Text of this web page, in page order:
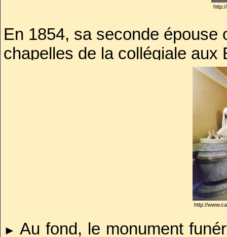
le pontife le fit prince de
En 1810, lorsque les
Rome, Lucien protesta
d’être arrêté sur ordre de
s’embarquer pour les
intercepté par un navire
surveillée à Thorngrove
Durant les Cents-Jours , il
constitutionnel que
vain, après Waterloo, qu’il
En 1854, sa seconde épouse
chapelles de la collégiale aux
Quatre monuments
► Au fond, le monument
http://